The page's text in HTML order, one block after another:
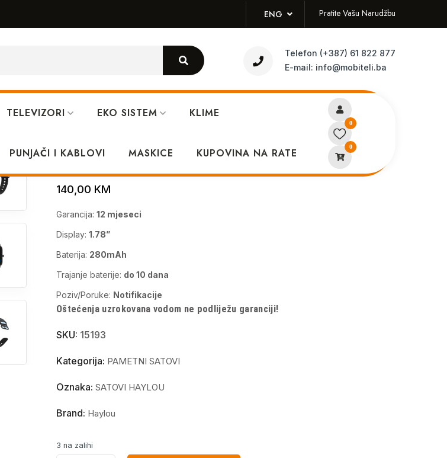
ENG Pratite Vašu Narudžbu
Telefon (+387) 61 822 877
E-mail: info@mobiteli.ba
TELEVIZORI EKO SISTEM KLIME
PUNJAČI I KABLOVI MASKICE KUPOVINA NA RATE
0
0
Haylou Smart Watch RS4 Black – LS12
140,00 KM
Garancija: 12 mjeseci
Display: 1.78”
Baterija: 280mAh
Trajanje baterije: do 10 dana
Poziv/Poruke: Notifikacije
Oštećenja uzrokovana vodom ne podliježu garanciji!
SKU: 15193
Kategorija: PAMETNI SATOVI
Oznaka: SATOVI HAYLOU
Brand: Haylou
3 na zalihi